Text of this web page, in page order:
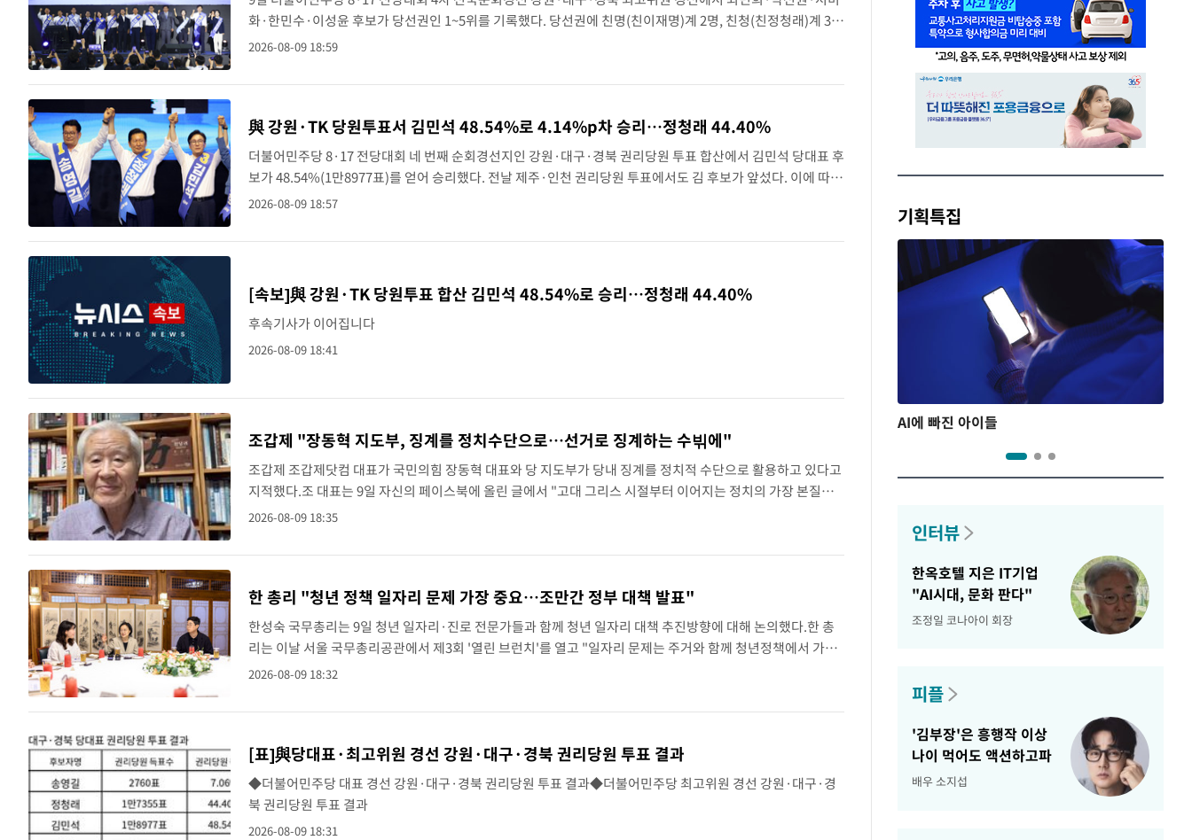
화·한민수·이성윤 후보가 당선권인 1~5위를 기록했다. 당선권에 친명(친이재명)계 2명, 친청(친정청래)계 3명
이 들었다.민주당 중앙당선거관리위원회는 이날 대구 북구 인터불고 엑스코 호텔에서 열린 당대표·최고위원
2026-08-09 18:59
與 강원·TK 당원투표서 김민석 48.54%로 4.14%p차 승리…정청래 44.40%
더불어민주당 8·17 전당대회 네 번째 순회경선지인 강원·대구·경북 권리당원 투표 합산에서 김민석 당대표 후
보가 48.54%(1만8977표)를 얻어 승리했다. 전날 제주·인천 권리당원 투표에서도 김 후보가 앞섰다. 이에 따라
김 후보가 초반 승부에서 우세를 점하게됐다. 소병훈 민주당 중앙당 선관위원장은 9일 대구 북구 인터불고 엑스
2026-08-09 18:57
[속보]與 강원·TK 당원투표 합산 김민석 48.54%로 승리…정청래 44.40%
후속기사가 이어집니다
2026-08-09 18:41
조갑제 "장동혁 지도부, 징계를 정치수단으로…선거로 징계하는 수빆에"
조갑제 조갑제닷컴 대표가 국민의힘 장동혁 대표와 당 지도부가 당내 징계를 정치적 수단으로 활용하고 있다고
지적했다.조 대표는 9일 자신의 페이스북에 올린 글에서 "고대 그리스 시절부터 이어지는 정치의 가장 본질적
행위는 공개 토론과 선거"라며 "여기서 자신 없는 장동혁 일파가 징계를 정치도구화하고 있다"고 주장했다. 이
2026-08-09 18:35
한 총리 "청년 정책 일자리 문제 가장 중요…조만간 정부 대책 발표"
한성숙 국무총리는 9일 청년 일자리·진로 전문가들과 함께 청년 일자리 대책 추진방향에 대해 논의했다.한 총
리는 이날 서울 국무총리공관에서 제3회 '열린 브런치'를 열고 "일자리 문제는 주거와 함께 청년정책에서 가장
중요한 것으로서, 조만간 정부에서 청년일자리 대책을 발표하겠다"며 "앞으로도 계속 청년들과 현장 전문가들
2026-08-09 18:32
[표]與당대표·최고위원 경선 강원·대구·경북 권리당원 투표 결과
◆더불어민주당 대표 경선 강원·대구·경북 권리당원 투표 결과◆더불어민주당 최고위원 경선 강원·대구·경
북 권리당원 투표 결과
2026-08-09 18:31
기획특집
AI에 빠진 아이들
인터뷰
한옥호텔 지은 IT기업
"AI시대, 문화 판다"
조정일 코나아이 회장
피플
'김부장'은 흥행작 이상
나이 먹어도 액션하고파
배우 소지섭